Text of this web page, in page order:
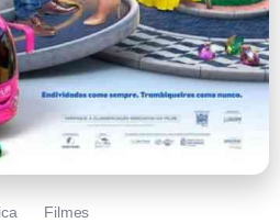
Filmes